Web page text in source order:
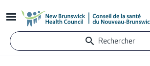
au
contenu
principal
Rechercher